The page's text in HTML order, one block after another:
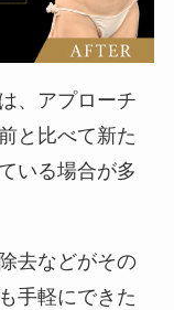
、アプローチ
と比べて新た
いる場合が多
去などがその
手軽にできた